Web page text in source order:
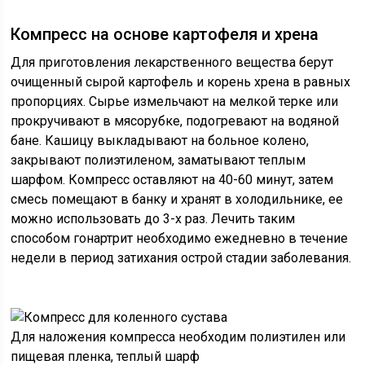
Компресс на основе картофеля и хрена
Для приготовления лекарственного вещества берут
очищенный сырой картофель и корень хрена в равных
пропорциях. Сырье измельчают на мелкой терке или
прокручивают в мясорубке, подогревают на водяной
бане. Кашицу выкладывают на больное колено,
закрывают полиэтиленом, заматывают теплым
шарфом. Компресс оставляют на 40-60 минут, затем
смесь помещают в банку и хранят в холодильнике, ее
можно использовать до 3-х раз. Лечить таким
способом гонартрит необходимо ежедневно в течение
недели в период затихания острой стадии заболевания.
Для наложения компресса необходим полиэтилен или
пищевая пленка, теплый шарф